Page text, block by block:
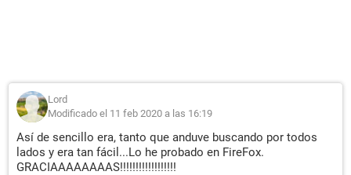
Lord
Modificado el 11 feb 2020 a las 16:19
Así de sencillo era, tanto que anduve buscando por todos
lados y era tan fácil...Lo he probado en FireFox.
GRACIAAAAAAAAS!!!!!!!!!!!!!!!!!!